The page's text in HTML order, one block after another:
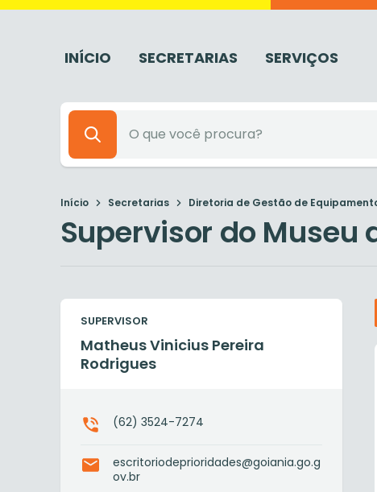
INÍCIO SECRETARIAS SERVIÇOS
Início Secretarias Diretoria de Gestão de
Supervisor do Museu
SUPERVISOR
Matheus Vinicius Pereira
Rodrigues
(62) 3524-7274
escritoriodeprioridades@goiania.go.g
ov.br